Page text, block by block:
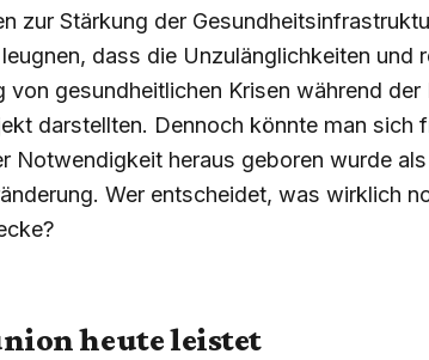
zur Stärkung der
dass die Unzulänglichkeiten und
gesundheitlichen Krisen während der
darstellten. Dennoch könnte man sich
Notwendigkeit heraus geboren wurde
Wer entscheidet, was wirklich
heute leistet